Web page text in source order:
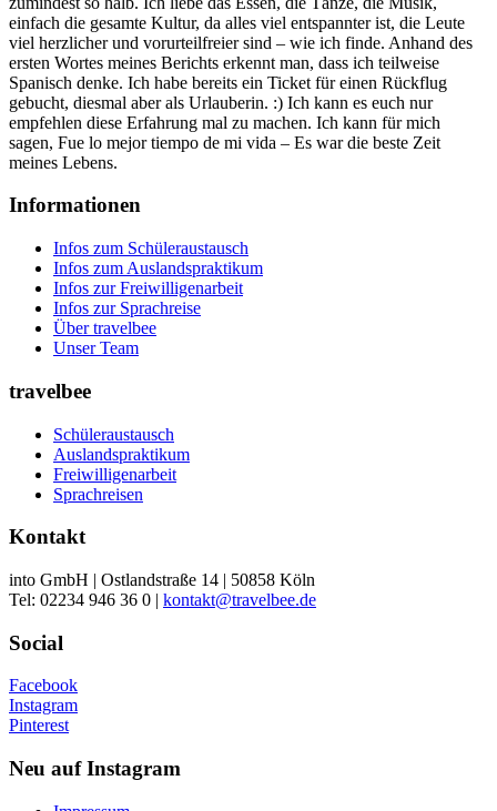
einfach die gesamte Kultur, da alles viel entspannter ist, die Leute
viel herzlicher und vorurteilfreier sind – wie ich finde. Anhand des
ersten Wortes meines Berichts erkennt man, dass ich teilweise
Spanisch denke. Ich habe bereits ein Ticket für einen Rückflug
gebucht, diesmal aber als Urlauberin. :) Ich kann es euch nur
empfehlen diese Erfahrung mal zu machen. Ich kann für mich
sagen, Fue lo mejor tiempo de mi vida – Es war die beste Zeit
meines Lebens.
Informationen
Infos zum Schüleraustausch
Infos zum Auslandspraktikum
Infos zur Freiwilligenarbeit
Infos zur Sprachreise
Über travelbee
Unser Team
travelbee
Schüleraustausch
Auslandspraktikum
Freiwilligenarbeit
Sprachreisen
Kontakt
into GmbH | Ostlandstraße 14 | 50858 Köln
Tel: 02234 946 36 0 | kontakt@travelbee.de
Social
Facebook
Instagram
Pinterest
Neu auf Instagram